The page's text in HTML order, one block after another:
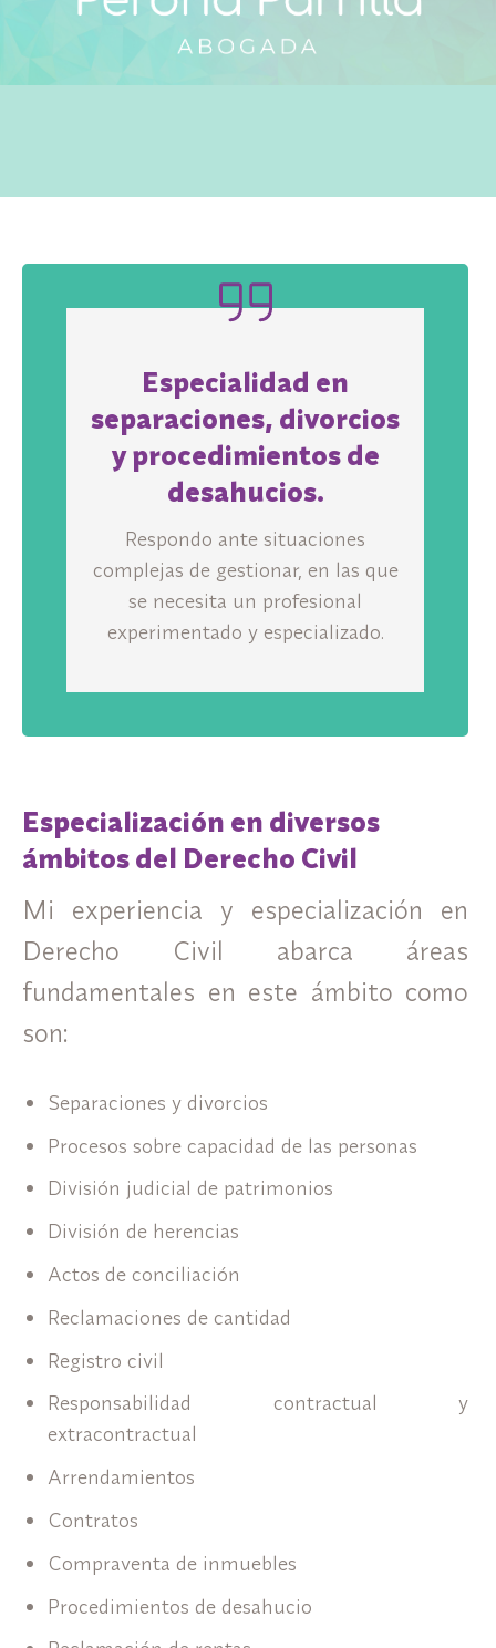
Especialidad en
separaciones, divorcios
y procedimientos de
desahucios.
Respondo ante situaciones
complejas de gestionar, en las que
se necesita un profesional
experimentado y especializado.
Especialización en diversos
ámbitos del Derecho Civil
Mi experiencia y especialización en
Derecho Civil abarca áreas
fundamentales en este ámbito como
son:
Separaciones y divorcios
Procesos sobre capacidad de las personas
División judicial de patrimonios
División de herencias
Actos de conciliación
Reclamaciones de cantidad
Registro civil
Responsabilidad contractual y
extracontractual
Arrendamientos
Contratos
Compraventa de inmuebles
Procedimientos de desahucio